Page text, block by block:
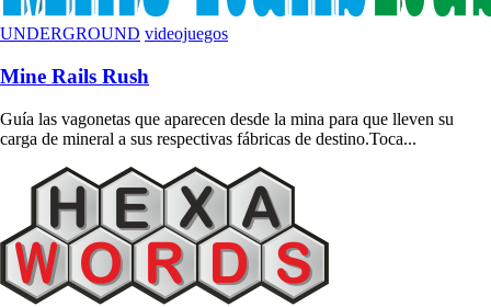
UNDERGROUND videojuegos
Mine Rails Rush
Guía las vagonetas que aparecen desde la mina para que lleven su
carga de mineral a sus respectivas fábricas de destino.Toca...